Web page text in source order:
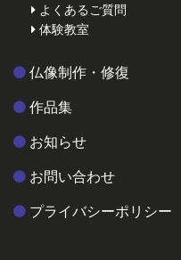
よくあるご質問
体験教室
仏像制作・修復
作品集
お知らせ
お問い合わせ
プライバシーポリシー